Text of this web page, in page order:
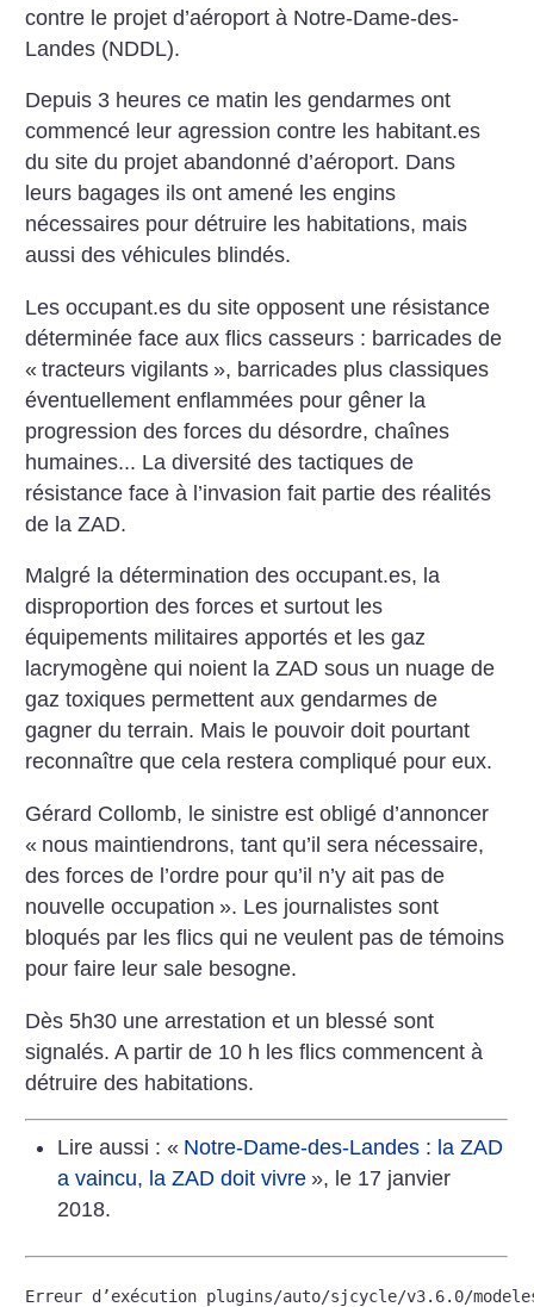
contre le projet d’aéroport à Notre-Dame-des-
Landes (NDDL).
Depuis 3 heures ce matin les gendarmes ont
commencé leur agression contre les habitant.es
du site du projet abandonné d’aéroport. Dans
leurs bagages ils ont amené les engins
nécessaires pour détruire les habitations, mais
aussi des véhicules blindés.
Les occupant.es du site opposent une résistance
déterminée face aux flics casseurs : barricades de
« tracteurs vigilants », barricades plus classiques
éventuellement enflammées pour gêner la
progression des forces du désordre, chaînes
humaines... La diversité des tactiques de
résistance face à l’invasion fait partie des réalités
de la ZAD.
Malgré la détermination des occupant.es, la
disproportion des forces et surtout les
équipements militaires apportés et les gaz
lacrymogène qui noient la ZAD sous un nuage de
gaz toxiques permettent aux gendarmes de
gagner du terrain. Mais le pouvoir doit pourtant
reconnaître que cela restera compliqué pour eux.
Gérard Collomb, le sinistre est obligé d’annoncer
« nous maintiendrons, tant qu’il sera nécessaire,
des forces de l’ordre pour qu’il n’y ait pas de
nouvelle occupation ». Les journalistes sont
bloqués par les flics qui ne veulent pas de témoins
pour faire leur sale besogne.
Dès 5h30 une arrestation et un blessé sont
signalés. A partir de 10 h les flics commencent à
détruire des habitations.
Lire aussi : « Notre-Dame-des-Landes : la ZAD
a vaincu, la ZAD doit vivre », le 17 janvier
2018.
Erreur d’exécution plugins/auto/sjcycle/v3.6.0/